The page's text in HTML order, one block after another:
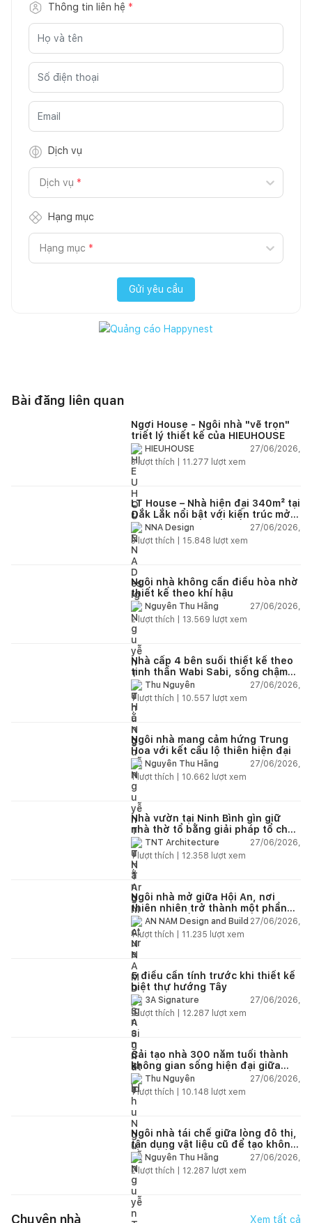
Thông tin liên hệ *
Dịch vụ
Dịch vụ *
Hạng mục
Hạng mục *
Gửi yêu cầu
Bài đăng liên quan
Ngơi House - Ngôi nhà "vẽ trọn"
triết lý thiết kế của HIEUHOUSE
HIEUHOUSE
27/06/2026,
3lượt thích | 11.277 lượt xem
LT House – Nhà hiện đại 340m² tại
Đắk Lắk nổi bật với kiến trúc mở
và hệ sân vườn kết nối thiên
nhiên
NNA Design
27/06/2026,
3lượt thích | 15.848 lượt xem
Ngôi nhà không cần điều hòa nhờ
thiết kế theo khí hậu
Nguyễn Thu Hằng
27/06/2026,
2lượt thích | 13.569 lượt xem
Nhà cấp 4 bên suối thiết kế theo
tinh thần Wabi Sabi, sống chậm
giữa thiên nhiên
Thu Nguyễn
27/06/2026,
1lượt thích | 10.557 lượt xem
Ngôi nhà mang cảm hứng Trung
Hoa với kết cấu lộ thiên hiện đại
Nguyễn Thu Hằng
27/06/2026,
1lượt thích | 10.662 lượt xem
Nhà vườn tại Ninh Bình gìn giữ
nhà thờ tổ bằng giải pháp tổ chức
lại không gian
TNT Architecture
27/06/2026,
1lượt thích | 12.358 lượt xem
Ngôi nhà mở giữa Hội An, nơi
thiên nhiên trở thành một phần
của cuộc sống
AN NAM Design and Build 27/06/2026,
1lượt thích | 11.235 lượt xem
5 điều cần tính trước khi thiết kế
biệt thự hướng Tây
3A Signature
27/06/2026,
2lượt thích | 12.287 lượt xem
Cải tạo nhà 300 năm tuổi thành
không gian sống hiện đại giữa
thiên nhiên
Thu Nguyễn
27/06/2026,
1lượt thích | 10.148 lượt xem
Ngôi nhà tái chế giữa lòng đô thị,
tận dụng vật liệu cũ để tạo không
gian sống linh hoạt
Nguyễn Thu Hằng
27/06/2026,
2lượt thích | 12.287 lượt xem
Chuyện nhà Xem tất cả